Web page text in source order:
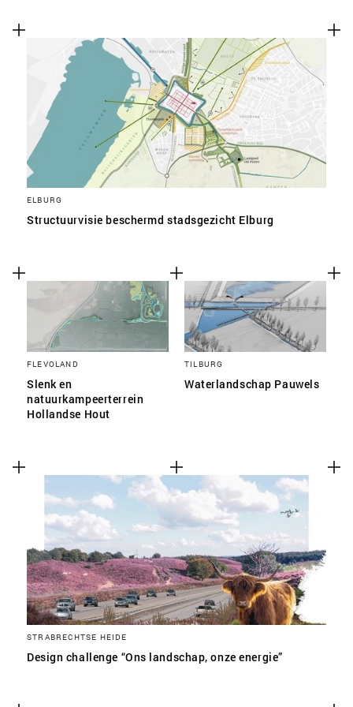
ELBURG
Structuurvisie beschermd stadsgezicht Elburg
FLEVOLAND
Slenk en
natuurkampeerterrein
Hollandse Hout
TILBURG
Waterlandschap Pauwels
STRABRECHTSE HEIDE
Design challenge “Ons landschap, onze energie”